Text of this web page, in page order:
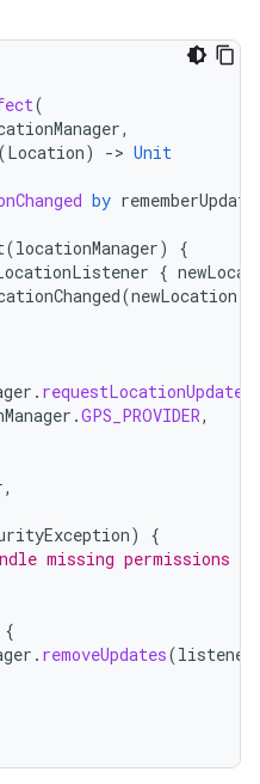
(
,
(Location) -> Unit
by
(locationManager)
{
{
(newLocation
. requestLocationUpdates
.GPS_PROVIDER,
,
)
{
missing permissions
{
. removeUpdates(listener